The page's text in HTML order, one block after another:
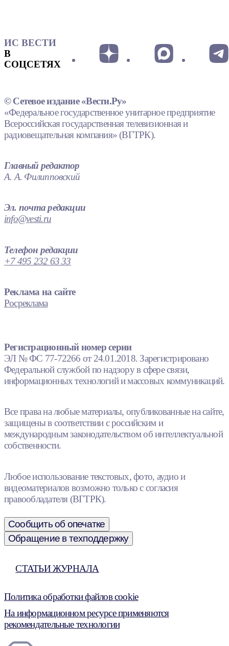
ИС ВЕСТИ
В
СОЦСЕТЯХ
© Сетевое издание «Вести.Ру»
«Федеральное государственное унитарное предприятие
Всероссийская государственная телевизионная и
радиовещательная компания» (ВГТРК).
Главный редактор
А. А. Филипповский
Эл. почта редакции
info@vesti.ru
Телефон редакции
+7 495 232 63 33
Реклама на сайте
Росреклама
Регистрационный номер серии
ЭЛ № ФС 77-72266 от 24.01.2018. Зарегистрировано
Федеральной службой по надзору в сфере связи,
информационных технологий и массовых коммуникаций.
Все права на любые материалы, опубликованные на сайте,
защищены в соответствии с российским и
международным законодательством об интеллектуальной
собственности.
Любое использование текстовых, фото, аудио и
видеоматериалов возможно только с согласия
правообладателя (ВГТРК).
Сообщить об опечатке
Обращение в техподдержку
СТАТЬИ ЖУРНАЛА
Политика обработки файлов cookie
На информационном ресурсе применяются
рекомендательные технологии